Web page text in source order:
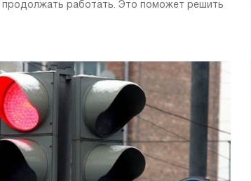
продолжать работать. Это поможет решить